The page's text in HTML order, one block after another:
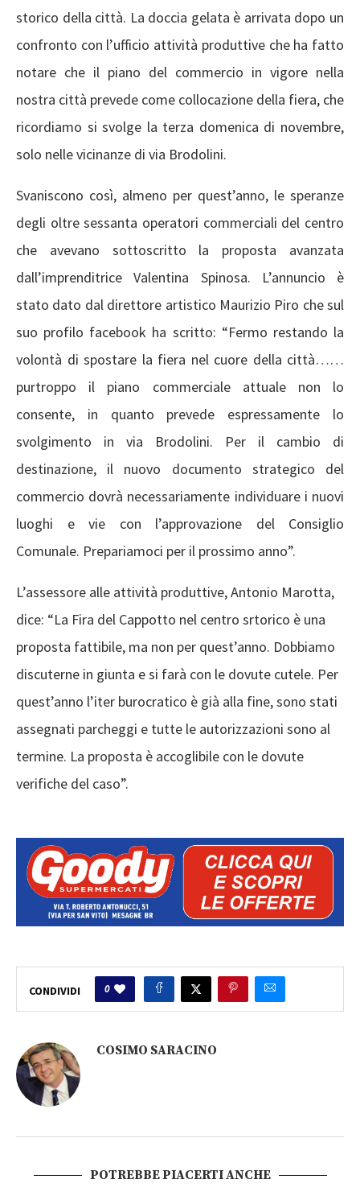
storico della città. La doccia gelata è arrivata dopo un
confronto con l’ufficio attività produttive che ha fatto
notare che il piano del commercio in vigore nella
nostra città prevede come collocazione della fiera, che
ricordiamo si svolge la terza domenica di novembre,
solo nelle vicinanze di via Brodolini.
Svaniscono così, almeno per quest’anno, le speranze
degli oltre sessanta operatori commerciali del centro
che avevano sottoscritto la proposta avanzata
dall’imprenditrice Valentina Spinosa. L’annuncio è
stato dato dal direttore artistico Maurizio Piro che sul
suo profilo facebook ha scritto: “Fermo restando la
volontà di spostare la fiera nel cuore della città……
purtroppo il piano commerciale attuale non lo
consente, in quanto prevede espressamente lo
svolgimento in via Brodolini. Per il cambio di
destinazione, il nuovo documento strategico del
commercio dovrà necessariamente individuare i nuovi
luoghi e vie con l’approvazione del Consiglio
Comunale. Prepariamoci per il prossimo anno”.
L’assessore alle attività produttive, Antonio Marotta,
dice: “La Fira del Cappotto nel centro srtorico è una
proposta fattibile, ma non per quest’anno. Dobbiamo
discuterne in giunta e si farà con le dovute cutele. Per
quest’anno l’iter burocratico è già alla fine, sono stati
assegnati parcheggi e tutte le autorizzazioni sono al
termine. La proposta è accoglibile con le dovute
verifiche del caso”.
CONDIVIDI 0
COSIMO SARACINO
POTREBBE PIACERTI ANCHE